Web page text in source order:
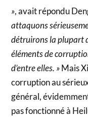
», avait répondu
attaquons
détruirons la plupart
éléments de
d’entre elles. »Mais
corruption au
général,
pas fonctionné à